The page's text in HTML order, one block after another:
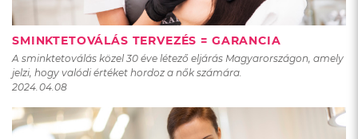
SMINKTETOVÁLÁS TERVEZÉS = GARANCIA
A sminktetoválás közel 30 éve létező eljárás Magyarországon, amely
jelzi, hogy valódi értéket hordoz a nők számára.
2024.04.08